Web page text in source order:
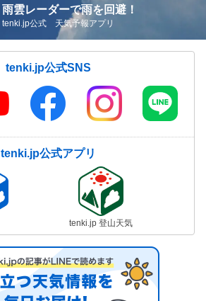
雨雲レーダーで雨を回避！
tenki.jp公式 天気予報アプリ
tenki.jp公式SNS
tenki.jp公式アプリ
tenki.jp 登山天気